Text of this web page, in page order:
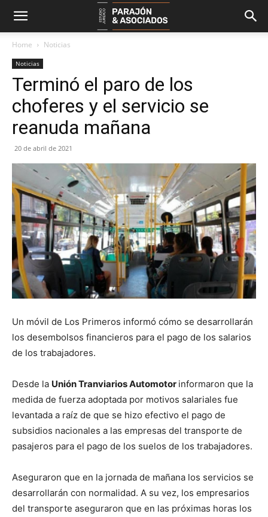
Home Noticias
Noticias
Terminó el paro de los
choferes y el servicio se
reanuda mañana
20 de abril de 2021
Un móvil de Los Primeros informó cómo se desarrollarán
los desembolsos financieros para el pago de los salarios
de los trabajadores.
Desde la Unión Tranviarios Automotor informaron que la
medida de fuerza adoptada por motivos salariales fue
levantada a raíz de que se hizo efectivo el pago de
subsidios nacionales a las empresas del transporte de
pasajeros para el pago de los suelos de los trabajadores.
Aseguraron que en la jornada de mañana los servicios se
desarrollarán con normalidad. A su vez, los empresarios
del transporte aseguraron que en las próximas horas los